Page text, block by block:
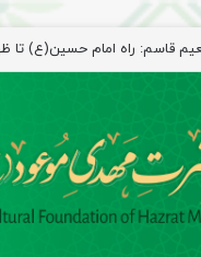
قاسم: راه امام حسین(ع) تا